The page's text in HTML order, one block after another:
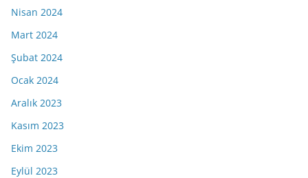
Nisan 2024
Mart 2024
Şubat 2024
Ocak 2024
Aralık 2023
Kasım 2023
Ekim 2023
Eylül 2023